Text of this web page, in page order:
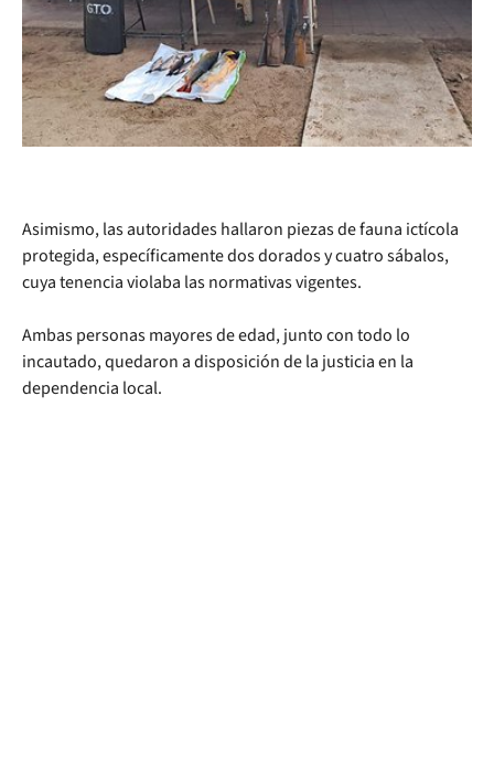
Asimismo, las autoridades hallaron piezas de fauna ictícola
protegida, específicamente dos dorados y cuatro sábalos,
cuya tenencia violaba las normativas vigentes.
Ambas personas mayores de edad, junto con todo lo
incautado, quedaron a disposición de la justicia en la
dependencia local.